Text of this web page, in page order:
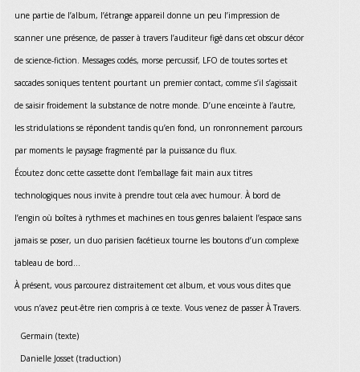
une partie de l’album, l’étrange appareil donne un peu l’impression de
scanner une présence, de passer à travers l’auditeur figé dans cet obscur décor
de science-fiction. Messages codés, morse percussif, LFO de toutes sortes et
saccades soniques tentent pourtant un premier contact, comme s’il s’agissait
de saisir froidement la substance de notre monde. D’une enceinte à l’autre,
les stridulations se répondent tandis qu’en fond, un ronronnement parcours
par moments le paysage fragmenté par la puissance du flux.
Écoutez donc cette cassette dont l’emballage fait main aux titres
technologiques nous invite à prendre tout cela avec humour. À bord de
l’engin où boîtes à rythmes et machines en tous genres balaient l’espace sans
jamais se poser, un duo parisien facétieux tourne les boutons d’un complexe
tableau de bord...
À présent, vous parcourez distraitement cet album, et vous vous dites que
vous n’avez peut-être rien compris à ce texte. Vous venez de passer À Travers.
Germain (texte)
Danielle Josset (traduction)